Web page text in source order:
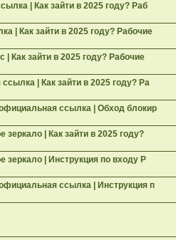
| Как зайти в 2025 году? Раб
| Как зайти в 2025 году? Рабочие
Как зайти в 2025 году? Рабочие
| Как зайти в 2025 году? Ра
ссылка | Обход блокир
зеркало | Как зайти в 2025 году?
зеркало | Инструкция по входу Р
ссылка | Инструкция п